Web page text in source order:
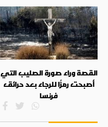
القصة وراء صورة الصليب التي
أصبحت رمزًا للرجاء بعد حرائق
فرنسا